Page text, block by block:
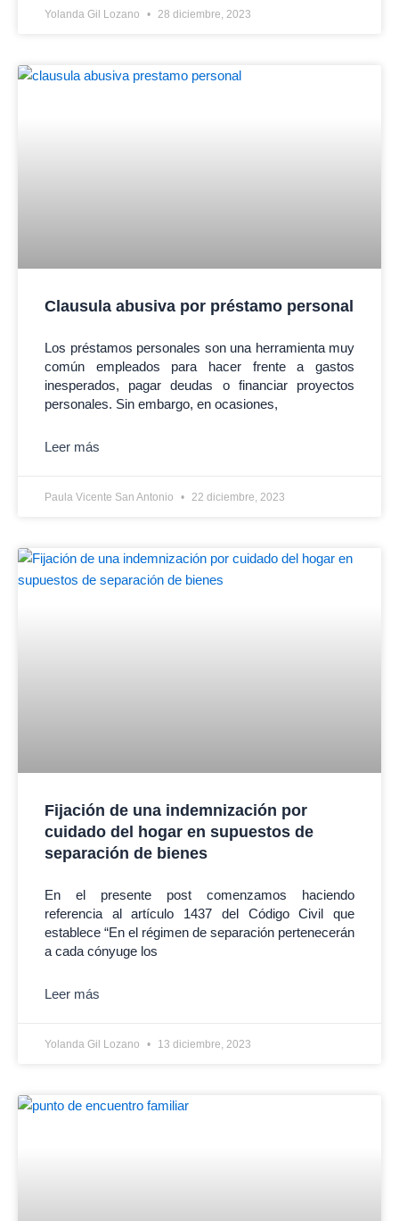
Yolanda Gil Lozano 28 diciembre, 2023
Clausula abusiva por préstamo personal
Los préstamos personales son una herramienta muy
común empleados para hacer frente a gastos
inesperados, pagar deudas o financiar proyectos
personales. Sin embargo, en ocasiones,
Leer más
Paula Vicente San Antonio 22 diciembre, 2023
Fijación de una indemnización por
cuidado del hogar en supuestos de
separación de bienes
En el presente post comenzamos haciendo
referencia al artículo 1437 del Código Civil que
establece “En el régimen de separación pertenecerán
a cada cónyuge los
Leer más
Yolanda Gil Lozano 13 diciembre, 2023